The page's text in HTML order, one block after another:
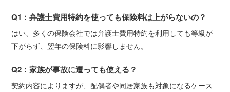
Q1：弁護士費用特約を使っても保険料は上がらないの？
はい、多くの保険会社では弁護士費用特約を利用しても等級が
下がらず、翌年の保険料に影響しません。
Q2：家族が事故に遭っても使える？
契約内容によりますが、配偶者や同居家族も対象になるケース